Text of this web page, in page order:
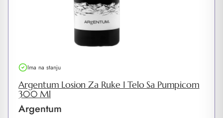
Ima na stanju
Argentum Losion Za Ruke I Telo Sa Pumpicom
300 Ml
Argentum